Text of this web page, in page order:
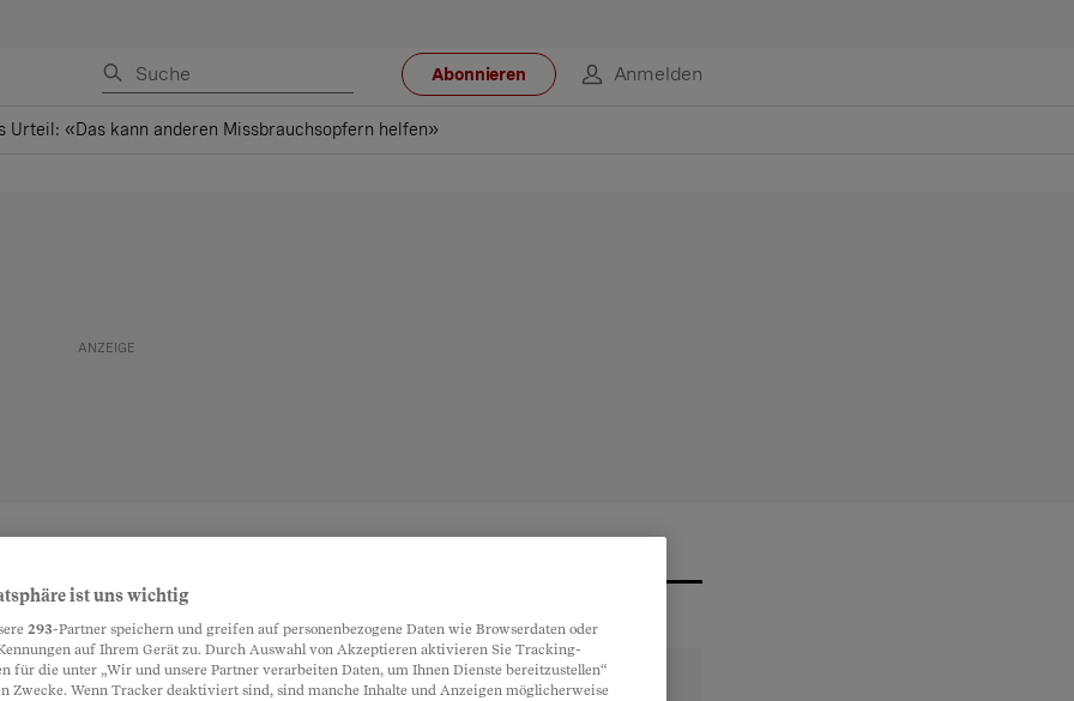
Abonnieren Anmelden
Urteil: «Das kann anderen Missbrauchsopfern helfen»
mehr
erfolgte erst
das
ist uns wichtig
293-Partner speichern und greifen auf personenbezogene Daten wie Browserdaten oder
auf Ihrem Gerät zu. Durch Auswahl von Akzeptieren aktivieren Sie Tracking-
für die unter „Wir und unsere Partner verarbeiten Daten, um Ihnen Dienste bereitzustellen“
Zwecke. Wenn Tracker deaktiviert sind, sind manche Inhalte und Anzeigen möglicherweise